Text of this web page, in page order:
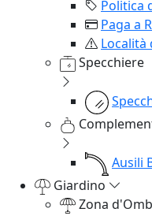
Politica
Paga a
Località
Specchiere
Ausili
Giardino
Zona